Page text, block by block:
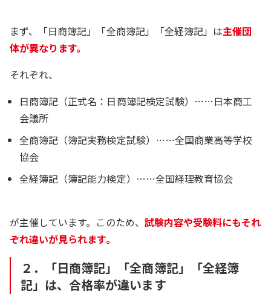
まず、「日商簿記」「全商簿記」「全経簿記」は主催団
体が異なります。
それぞれ、
日商簿記（正式名：日商簿記検定試験）……日本商工
会議所
全商簿記（簿記実務検定試験）……全国商業高等学校
協会
全経簿記（簿記能力検定）……全国経理教育協会
が主催しています。このため、 試験内容や受験料にもそれ
ぞれ違いが見られます。
２．「日商簿記」「全商簿記」「全経簿
記」は、合格率が違います